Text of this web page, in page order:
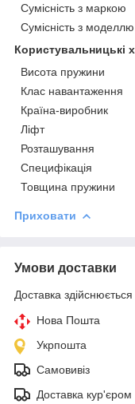
Сумісність з маркою
Сумісність з моделлю
Користувальницькі
Висота пружини
Клас навантаження
Країна-виробник
Ліфт
Розташування
Специфікація
Товщина пружини
Приховати
Умови доставки
Доставка
Нова Пошта
Укрпошта
Самовивіз
Доставка кур'єром